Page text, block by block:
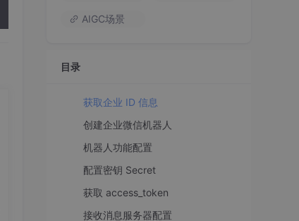
AIGC场景
目录
获取企业 ID 信息
创建企业微信机器人
机器人功能配置
配置密钥 Secret
获取 access_token
接收消息服务器配置